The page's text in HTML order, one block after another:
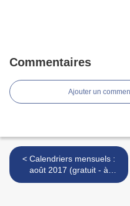
Commentaires
Ajouter un
< Calendriers mensuels :
août 2017 (gratuit - à
imprimer)